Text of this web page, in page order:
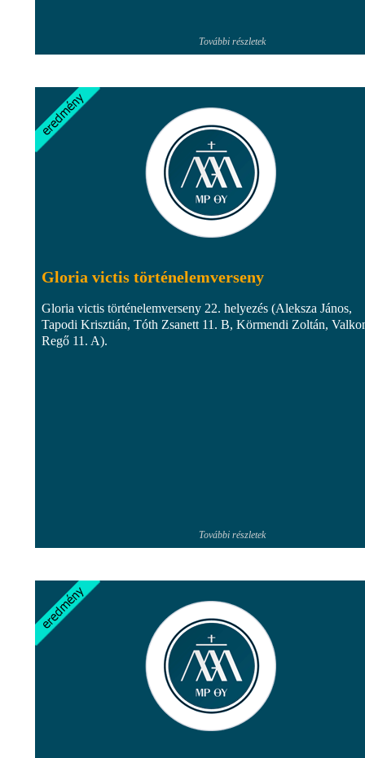
További részletek
Gloria victis történelemverseny
Gloria victis történelemverseny 22. helyezés (Aleksza János,
Tapodi Krisztián, Tóth Zsanett 11. B, Körmendi Zoltán,
Regő 11. A).
További részletek